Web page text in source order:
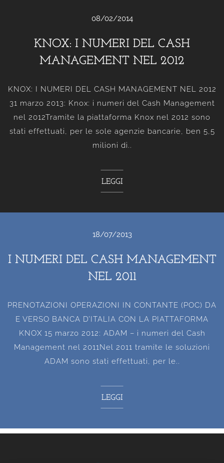
08/02/2014
KNOX: I NUMERI DEL CASH
MANAGEMENT NEL 2012
KNOX: I NUMERI DEL CASH MANAGEMENT NEL 2012
31 marzo 2013: Knox: i numeri del Cash Management
nel 2012Tramite la piattaforma Knox nel 2012 sono
stati effettuati, per le sole agenzie bancarie, ben 5,5
milioni di..
LEGGI
18/07/2013
I NUMERI DEL CASH MANAGEMENT
NEL 2011
PRENOTAZIONI OPERAZIONI IN CONTANTE (POC) DA
E VERSO BANCA D’ITALIA CON LA PIATTAFORMA
KNOX 15 marzo 2012: ADAM – i numeri del Cash
Management nel 2011Nel 2011 tramite le soluzioni
ADAM sono stati effettuati, per le..
LEGGI